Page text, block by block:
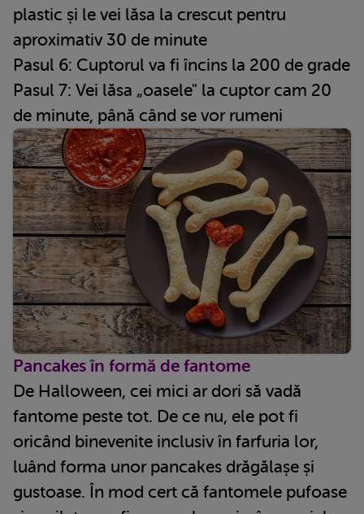
plastic și le vei lăsa la crescut pentru
aproximativ 30 de minute
Pasul 6: Cuptorul va fi încins la 200 de grade
Pasul 7: Vei lăsa „oasele" la cuptor cam 20
de minute, până când se vor rumeni
Pancakes în formă de fantome
De Halloween, cei mici ar dori să vadă
fantome peste tot. De ce nu, ele pot fi
oricând binevenite inclusiv în farfuria lor,
luând forma unor pancakes drăgălașe și
gustoase. În mod cert că fantomele pufoase